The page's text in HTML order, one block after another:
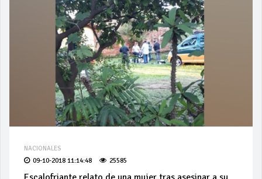
NACIONALES
09-10-2018 11:14:48 25585